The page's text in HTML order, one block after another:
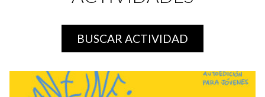
BUSCAR ACTIVIDAD